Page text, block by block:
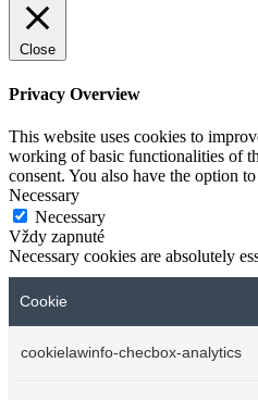
Close
Privacy Overview
This website uses cookies to
working of basic functionalities of
consent. You also have the option
Necessary
Necessary
Vždy zapnuté
Necessary cookies are absolutely
Cookie
cookielawinfo-checbox-analytics